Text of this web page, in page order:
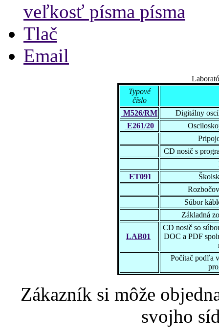
veľkosť písma
Tlač
Email
Typové
číslo
M526/RM
Digitálny
E261/20
CD nosič s
ET091
Súbor
Základná
LAB01
CD nosič so
DOC a PDF
Počítač podľa
Zákazník si môže
svojho